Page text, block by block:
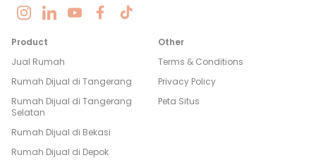
Product
Jual Rumah
Rumah Dijual di Tangerang
Rumah Dijual di Tangerang
Selatan
Rumah Dijual di Bekasi
Rumah Dijual di Depok
Other
Terms & Conditions
Privacy Policy
Peta Situs